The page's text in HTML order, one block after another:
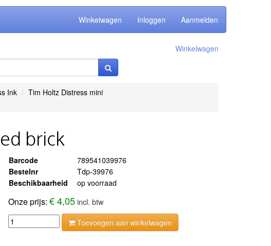
Winkelwagen Inloggen Aanmelden
Winkelwagen
Ink
Tim Holtz Distress mini
brick
Barcode
789541039976
Bestelnr
Tdp-39976
Beschikbaarheid
op voorraad
Onze prijs:€ 4,05 incl. btw
Toevoegen aan winkelwagen